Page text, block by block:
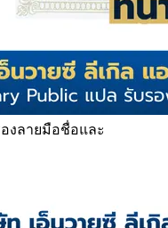
งลายมือชื่อและ